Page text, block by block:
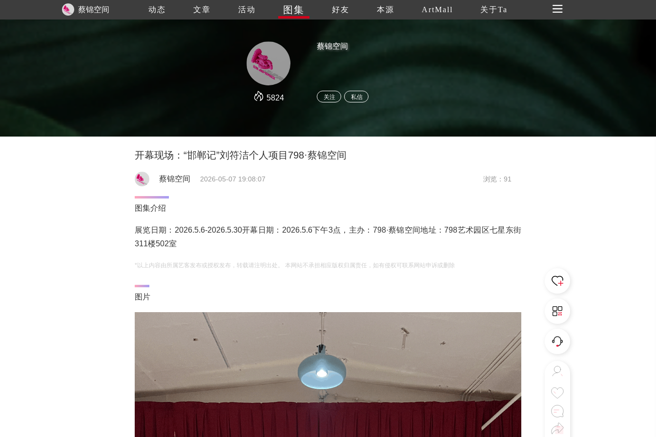
蔡锦空间 动态 文章 活动 图集 好友 本源 ArtMall 关于Ta
5824
蔡锦空间
关注 私信
开幕现场：“邯郸记”刘符洁个人项目798·蔡锦空间
蔡锦空间 2026-05-07 19:08:07 浏览：91
图集介绍
展览日期：2026.5.6-2026.5.30开幕日期：2026.5.6下午3点，主办：798·蔡锦空间地址：798艺术园区七星东街
311楼502室
*以上内容由所属艺客发布或授权发布，转载请注明出处。 本网站不承担相应版权归属责任，如有侵权可联系网站申诉或删除
图片